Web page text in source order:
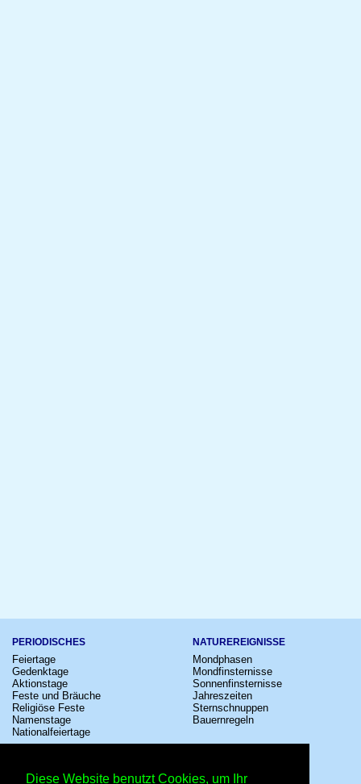
Diese Website benutzt Cookies, um Ihr
PERIODISCHES
Feiertage
Gedenktage
Aktionstage
Feste und Bräuche
Religiöse Feste
Namenstage
Nationalfeiertage
NATUREREIGNISSE
Mondphasen
Mondfinsternisse
Sonnenfinsternisse
Jahreszeiten
Sternschnuppen
Bauernregeln
Konzerte
Zeitumstellung